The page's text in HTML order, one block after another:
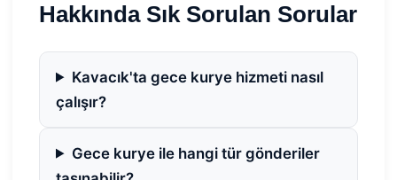
Hakkında Sık Sorulan Sorular
Kavacık'ta gece kurye hizmeti nasıl
çalışır?
Gece kurye ile hangi tür gönderiler